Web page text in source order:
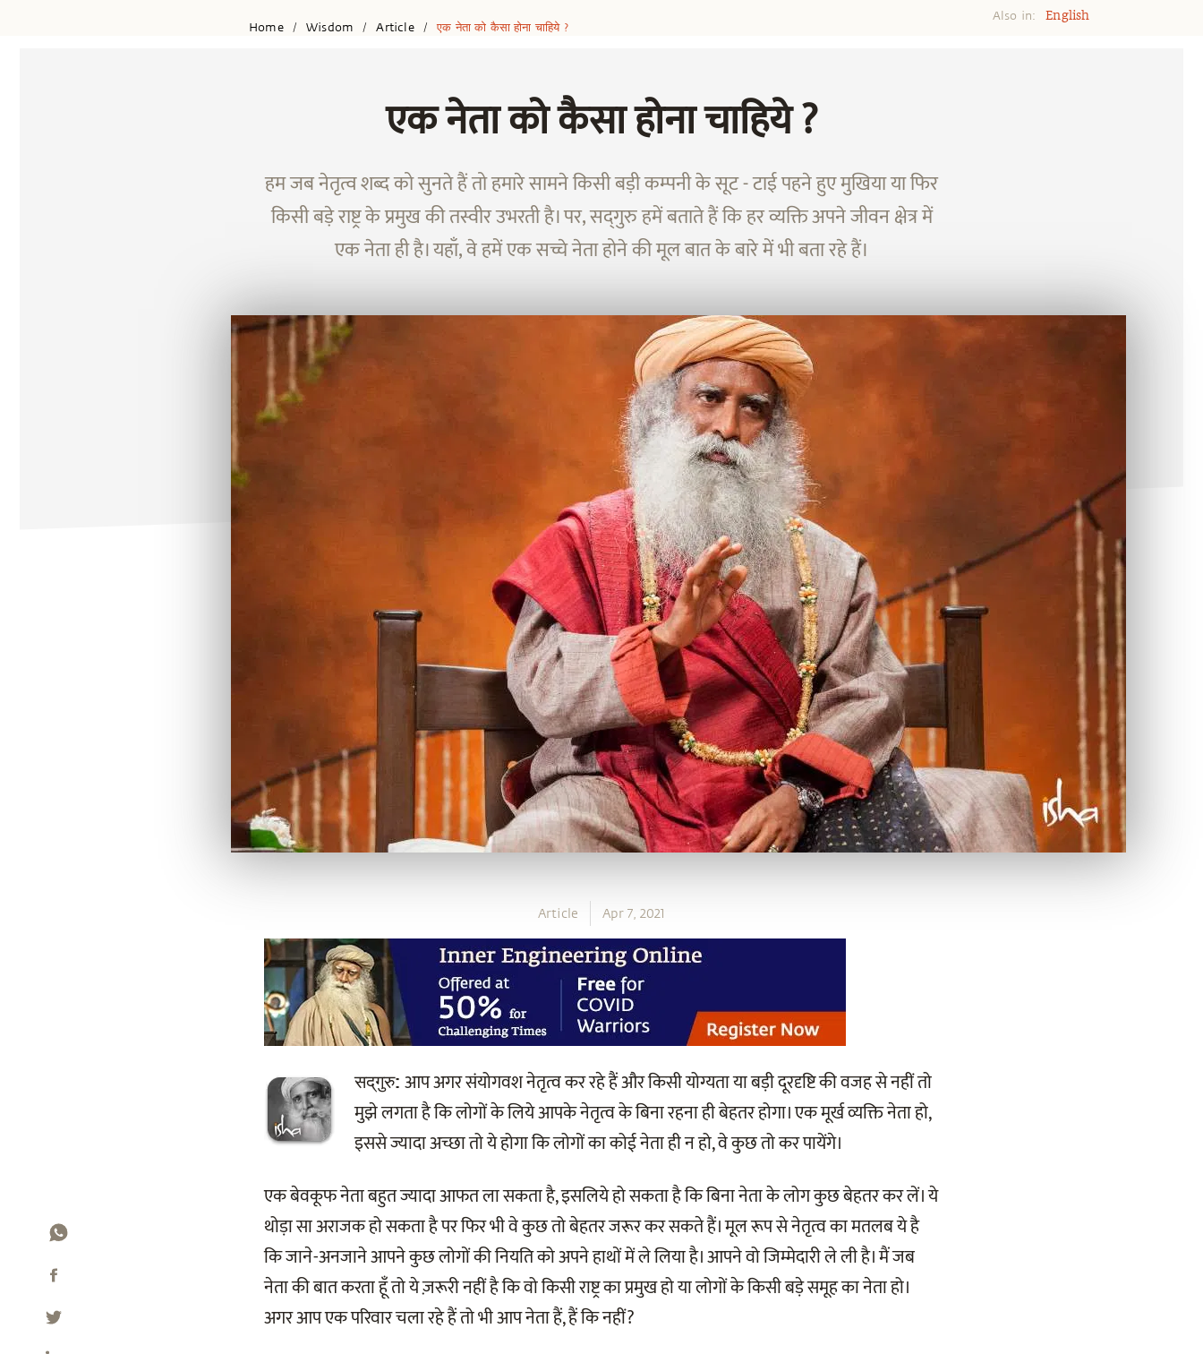
Home / Wisdom / Article / एक नेता को कैसा होना चाहिये ?
Also in: English
एक नेता को कैसा होना चाहिये ?
हम जब नेतृत्व शब्द को सुनते हैं तो हमारे सामने किसी बड़ी कम्पनी के सूट - टाई पहने हुए मुखिया या फिर
किसी बड़े राष्ट्र के प्रमुख की तस्वीर उभरती है। पर, सद्‌गुरु हमें बताते हैं कि हर व्यक्ति अपने जीवन क्षेत्र में
एक नेता ही है। यहाँ, वे हमें एक सच्चे नेता होने की मूल बात के बारे में भी बता रहे हैं।
Article Apr 7, 2021
सद्‌गुरु: आप अगर संयोगवश नेतृत्व कर रहे हैं और किसी योग्यता या बड़ी दूरदृष्टि की वजह से नहीं तो
मुझे लगता है कि लोगों के लिये आपके नेतृत्व के बिना रहना ही बेहतर होगा। एक मूर्ख व्यक्ति नेता हो,
इससे ज्यादा अच्छा तो ये होगा कि लोगों का कोई नेता ही न हो, वे कुछ तो कर पायेंगे।
एक बेवकूफ नेता बहुत ज्यादा आफत ला सकता है, इसलिये हो सकता है कि बिना नेता के लोग कुछ बेहतर कर लें। ये
थोड़ा सा अराजक हो सकता है पर फिर भी वे कुछ तो बेहतर जरूर कर सकते हैं। मूल रूप से नेतृत्व का मतलब ये है
कि जाने-अनजाने आपने कुछ लोगों की नियति को अपने हाथों में ले लिया है। आपने वो जिम्मेदारी ले ली है। मैं जब
नेता की बात करता हूँ तो ये ज़रूरी नहीं है कि वो किसी राष्ट्र का प्रमुख हो या लोगों के किसी बड़े समूह का नेता हो।
अगर आप एक परिवार चला रहे हैं तो भी आप नेता हैं, हैं कि नहीं?